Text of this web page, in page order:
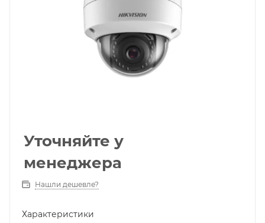
Уточняйте у
менеджера
Нашли дешевле?
Характеристики